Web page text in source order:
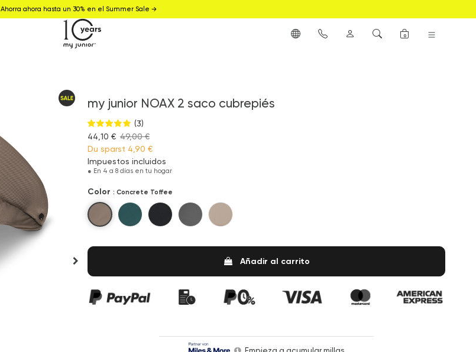
0
Ahorra ahora hasta un 30% en el Summer Sale →
my junior NOAX 2 saco cubrepiés
(3)
44,10 € 49,00 €
Du sparst 4,90 €
Impuestos incluidos
● En 4 a 8 días en tu hogar
Color : Concrete Toffee
Concrete Toffee
Parkside Green
City Noir Downtown Grey
Urban Beige
Añadir al carrito